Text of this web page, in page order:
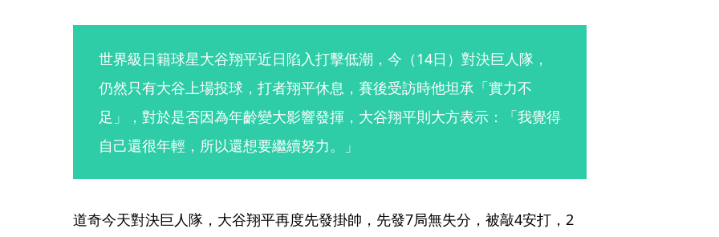
世界級日籍球星大谷翔平近日陷入打擊低潮，今（14日）對決巨人隊，
仍然只有大谷上場投球，打者翔平休息，賽後受訪時他坦承「實力不
足」，對於是否因為年齡變大影響發揮，大谷翔平則大方表示：「我覺得
自己還很年輕，所以還想要繼續努力。」
道奇今天對決巨人隊，大谷翔平再度先發掛帥，先發7局無失分，被敲4安打，2